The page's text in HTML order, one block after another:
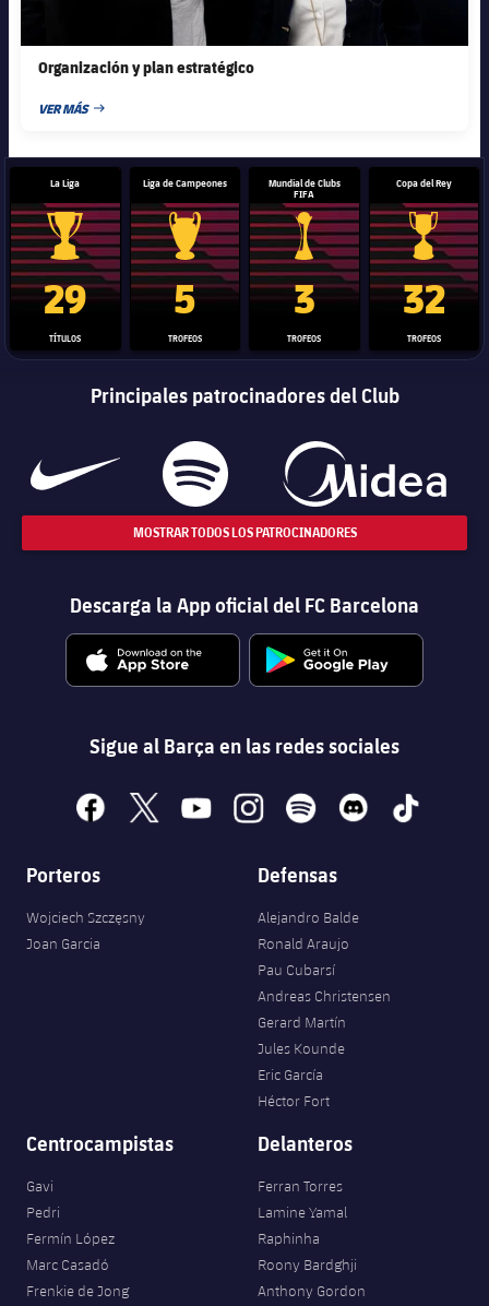
Organización y plan estratégico
VER MÁS
FECHA DE PUBLICACIÓN
La Liga
Trofeo de La Liga
29
TÍTULOS
Liga de Campeones
Trofeo de la Liga de Campeones
5
TROFEOS
Mundial de Clubs
FIFA
Trofeo del Mundial de
3
TROFEOS
Copa del Rey
Copa del
32
TROFEOS
Principales patrocinadores del Club
MOSTRAR TODOS LOS PATROCINADORES
Descarga la App oficial del FC Barcelona
Sigue al Barça en las redes sociales
facebook
x youtubeinstagramspotify discord tiktok
Porteros
Wojciech Szczęsny
Joan Garcia
Defensas
Alejandro Balde
Ronald Araujo
Pau Cubarsí
Andreas Christensen
Gerard Martín
Jules Kounde
Eric García
Héctor Fort
Centrocampistas
Gavi
Pedri
Fermín López
Marc Casadó
Frenkie de Jong
Delanteros
Ferran Torres
Lamine Yamal
Raphinha
Roony Bardghji
Anthony Gordon